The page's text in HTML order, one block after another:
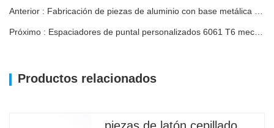
Productos relacionados